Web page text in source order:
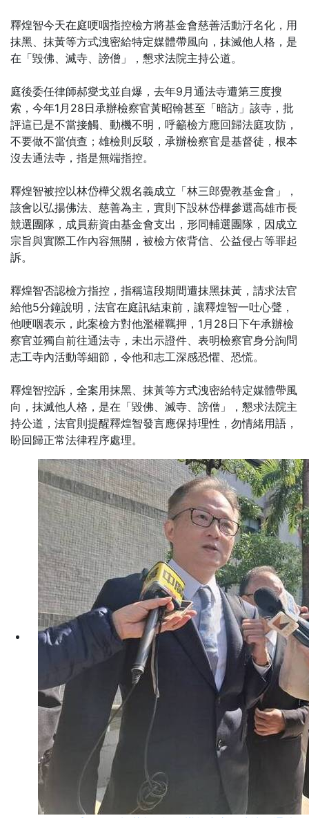
釋煌智今天在庭哽咽指控檢方將基金會慈善活動汙名化，用
抹黑、抹黃等方式洩密給特定媒體帶風向，抹滅他人格，是
在「毀佛、滅寺、謗僧」，懇求法院主持公道。
庭後委任律師郝燮戈並自爆，去年9月通法寺遭第三度搜
索，今年1月28日承辦檢察官黃昭翰甚至「暗訪」該寺，批
評這已是不當接觸、動機不明，呼籲檢方應回歸法庭攻防，
不要做不當偵查；雄檢則反駁，承辦檢察官是基督徒，根本
沒去通法寺，指是無端指控。
釋煌智被控以林岱樺父親名義成立「林三郎覺教基金會」，
該會以弘揚佛法、慈善為主，實則下設林岱樺參選高雄市長
競選團隊，成員薪資由基金會支出，形同輔選團隊，因成立
宗旨與實際工作內容無關，被檢方依背信、公益侵占等罪起
訴。
釋煌智否認檢方指控，指稱這段期間遭抹黑抹黃，請求法官
給他5分鐘說明，法官在庭訊結束前，讓釋煌智一吐心聲，
他哽咽表示，此案檢方對他濫權羈押，1月28日下午承辦檢
察官並獨自前往通法寺，未出示證件、表明檢察官身分詢問
志工寺內活動等細節，令他和志工深感恐懼、恐慌。
釋煌智控訴，全案用抹黑、抹黃等方式洩密給特定媒體帶風
向，抹滅他人格，是在「毀佛、滅寺、謗僧」，懇求法院主
持公道，法官則提醒釋煌智發言應保持理性，勿情緒用語，
盼回歸正常法律程序處理。